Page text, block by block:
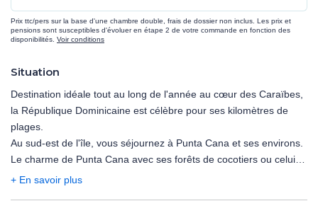
Prix ttc/pers sur la base d'une chambre double, frais de dossier non inclus. Les prix et
pensions sont susceptibles d'évoluer en étape 2 de votre commande en fonction des
disponibilités. Voir conditions
Situation
Destination idéale tout au long de l'année au cœur des Caraïbes,
la République Dominicaine est célèbre pour ses kilomètres de
plages.
Au sud-est de l'île, vous séjournez à Punta Cana et ses environs.
Le charme de Punta Cana avec ses forêts de cocotiers ou celui
de la plage de Bavaro, classée parmi les plus belles plages au
+ En savoir plus